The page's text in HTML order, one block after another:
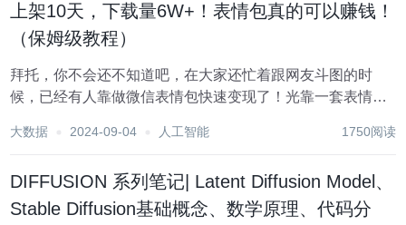
上架10天，下载量6W+！表情包真的可以赚钱！
（保姆级教程）
拜托，你不会还不知道吧，在大家还忙着跟网友斗图的时
候，已经有人靠做微信表情包快速变现了！光靠一套表情包
后下载量就达到了快7万次！ OMG，难道这就是通往发家致
大数据 2024-09-04 人工智能 1750阅读
DIFFUSION 系列笔记| Latent Diffusion Model、
Stable Diffusion基础概念、数学原理、代码分